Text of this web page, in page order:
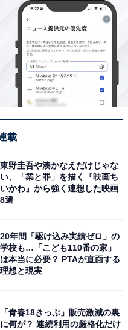
載
東野圭吾や湊かなえだけじゃな
い、「業と罪」を描く『映画ち
いかわ』から強く連想した映画
8選
20年間「駆け込み実績ゼロ」の
学校も…「こども110番の家」
は本当に必要？ PTAが直面する
理想と現実
「青春18きっぷ」販売激減の裏
に何が？ 連続利用の厳格化だけ